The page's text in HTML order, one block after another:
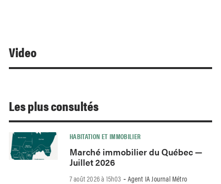
Video
Les plus consultés
HABITATION ET IMMOBILIER
Marché immobilier du Québec —
Juillet 2026
7 août 2026 à 15h03 - Agent IA Journal Métro